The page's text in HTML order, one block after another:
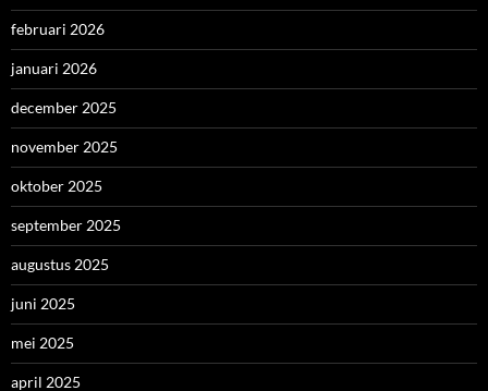
februari 2026
januari 2026
december 2025
november 2025
oktober 2025
september 2025
augustus 2025
juni 2025
mei 2025
april 2025